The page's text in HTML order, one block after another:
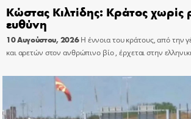
Κώστας Κιλτίδης: Κράτος χωρίς
ευθύνη
10 Αυγούστου, 2026 Η έννοια του κράτους, από την
και αρετών στον ανθρώπινο βίο , έρχεται στην